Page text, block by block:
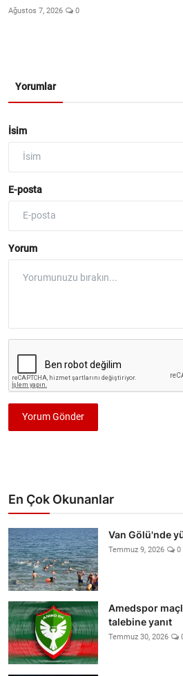
Ağustos 7, 2026 0
Yorumlar
İsim
E-posta
Yorum
Yorum Gönder
En Çok Okunanlar
Van Gölü'nde
Temmuz 9, 2026 0
Amedspor
talebine yanıt
Temmuz 30, 2026